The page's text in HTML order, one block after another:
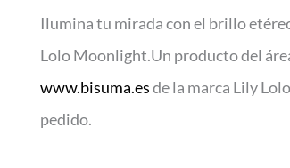
Ilumina tu mirada con el brillo
Lolo Moonlight.Un producto del
www.bisuma.esde la marca Lily
pedido.
Moonlight
cantidad